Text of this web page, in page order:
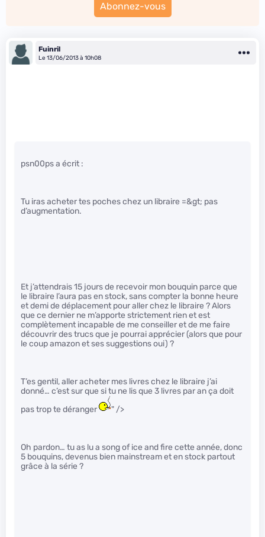
Abonnez-vous
Fuinril
Le 13/06/2013 à 10h08
psn00ps a écrit :
Tu iras acheter tes poches chez un libraire =&gt; pas
d’augmentation.
Et j’attendrais 15 jours de recevoir mon bouquin parce que
le libraire l’aura pas en stock, sans compter la bonne heure
et demi de déplacement pour aller chez le libraire ? Alors
que ce dernier ne m’apporte strictement rien et est
complètement incapable de me conseiller et de me faire
découvrir des trucs que je pourrai apprécier (alors que pour
le coup amazon et ses suggestions oui) ?
T’es gentil, aller acheter mes livres chez le libraire j’ai
donné… c’est sur que si tu ne lis que 3 livres par an ça doit
pas trop te déranger
" />
Oh pardon… tu as lu a song of ice and fire cette année, donc
5 bouquins, devenus bien mainstream et en stock partout
grâce à la série ?